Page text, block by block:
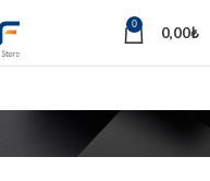
0 0,00₺